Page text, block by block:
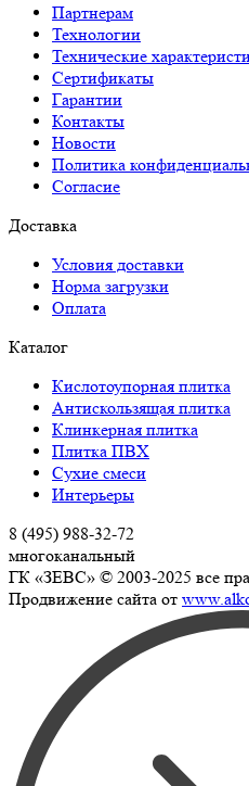
Партнерам
Технологии
Технические
Сертификаты
Гарантии
Контакты
Новости
Политика
Согласие
Доставка
Условия доставки
Норма загрузки
Оплата
Каталог
Кислотоупорная плитка
Антискользящая плитка
Клинкерная плитка
Плитка ПВХ
Сухие смеси
Интерьеры
8 (495) 988-32-72
многоканальный
ГК «ЗЕВС» © 2003-2025 все
Продвижение сайта от